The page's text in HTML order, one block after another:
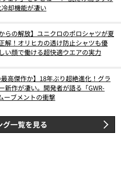
却機能が凄い
らの解放】ユニクロのポロシャツが夏
解！オリヒカの透け防止シャツも優
い顔で働ける超快適ウエアの実力
最高傑作か】18年ぶり超絶進化！グラ
新作が凄い。開発者が語る「GWR-
ーブメントの衝撃
グ一覧を見る